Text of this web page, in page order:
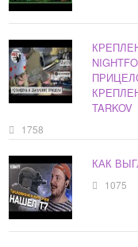
TARKOV
1758
КАК
1075